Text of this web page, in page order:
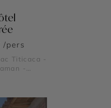
/pers
Titicaca -
-